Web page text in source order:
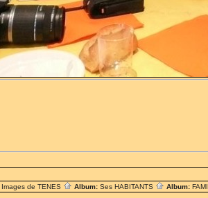
Images de TENES Album: Ses HABITANTS Album: